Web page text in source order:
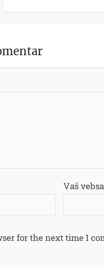
Vaš
for the next time I